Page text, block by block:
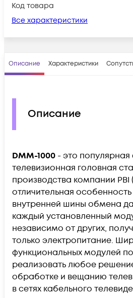
Код товара
Все характеристики
Описание Характеристики
Описание
DMM-1000 - это
телевизионная головная
производства компании PBI
отличительная
внутренней шины обмена
каждый установленный
независимо от других,
только электропитание.
функциональных модулей
реализовать любое
обработке и вещанию
в сетях кабельного